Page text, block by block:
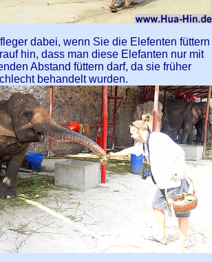
dabei, wenn Sie die Elefenten füttern
hin, dass man diese Elefanten nur mit
Abstand füttern darf, da sie früher
behandelt wurden.